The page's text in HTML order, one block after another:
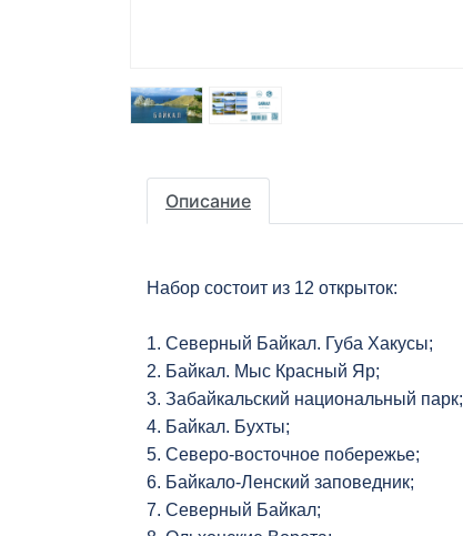
Описание
Набор состоит из 12 открыток:
1. Северный Байкал. Губа Хакусы;
2. Байкал. Мыс Красный Яр;
3. Забайкальский национальный парк;
4. Байкал. Бухты;
5. Северо-восточное побережье;
6. Байкало-Ленский заповедник;
7. Северный Байкал;